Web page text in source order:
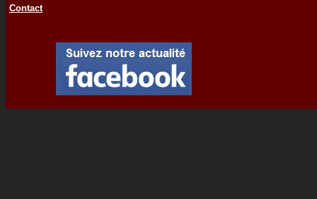
Contact